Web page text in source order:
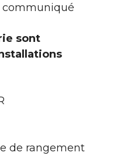
communiqué
sont
de rangement